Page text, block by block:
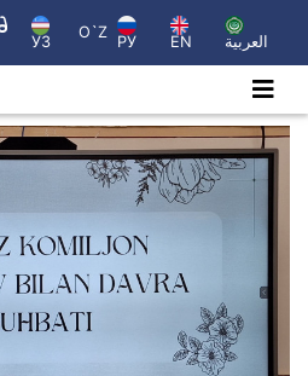
УЗ
O`Z
РУ EN العربية